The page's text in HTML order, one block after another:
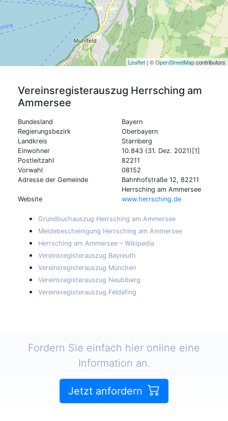
Leaflet | ©OpenStreetMapcontributors
Vereinsregisterauszug Herrsching am
Ammersee
Bundesland
Bayern
Regierungsbezirk
Oberbayern
Landkreis
Starnberg
Einwohner
10.843 (31. Dez. 2021)[1]
Postleitzahl
82211
Vorwahl
08152
Adresse der Gemeinde
Bahnhofstraße 12, 82211
Herrsching am Ammersee
Website
www.herrsching.de
Grundbuchauszug Herrsching am Ammersee
Meldebescheinigung Herrsching am Ammersee
Herrsching am Ammersee – Wikipedia
Vereinsregisterauszug Bayreuth
Vereinsregisterauszug München
Vereinsregisterauszug Neubiberg
Vereinsregisterauszug Feldafing
Fordern Sie einfach hier online eine
Information an.
Jetzt anfordern